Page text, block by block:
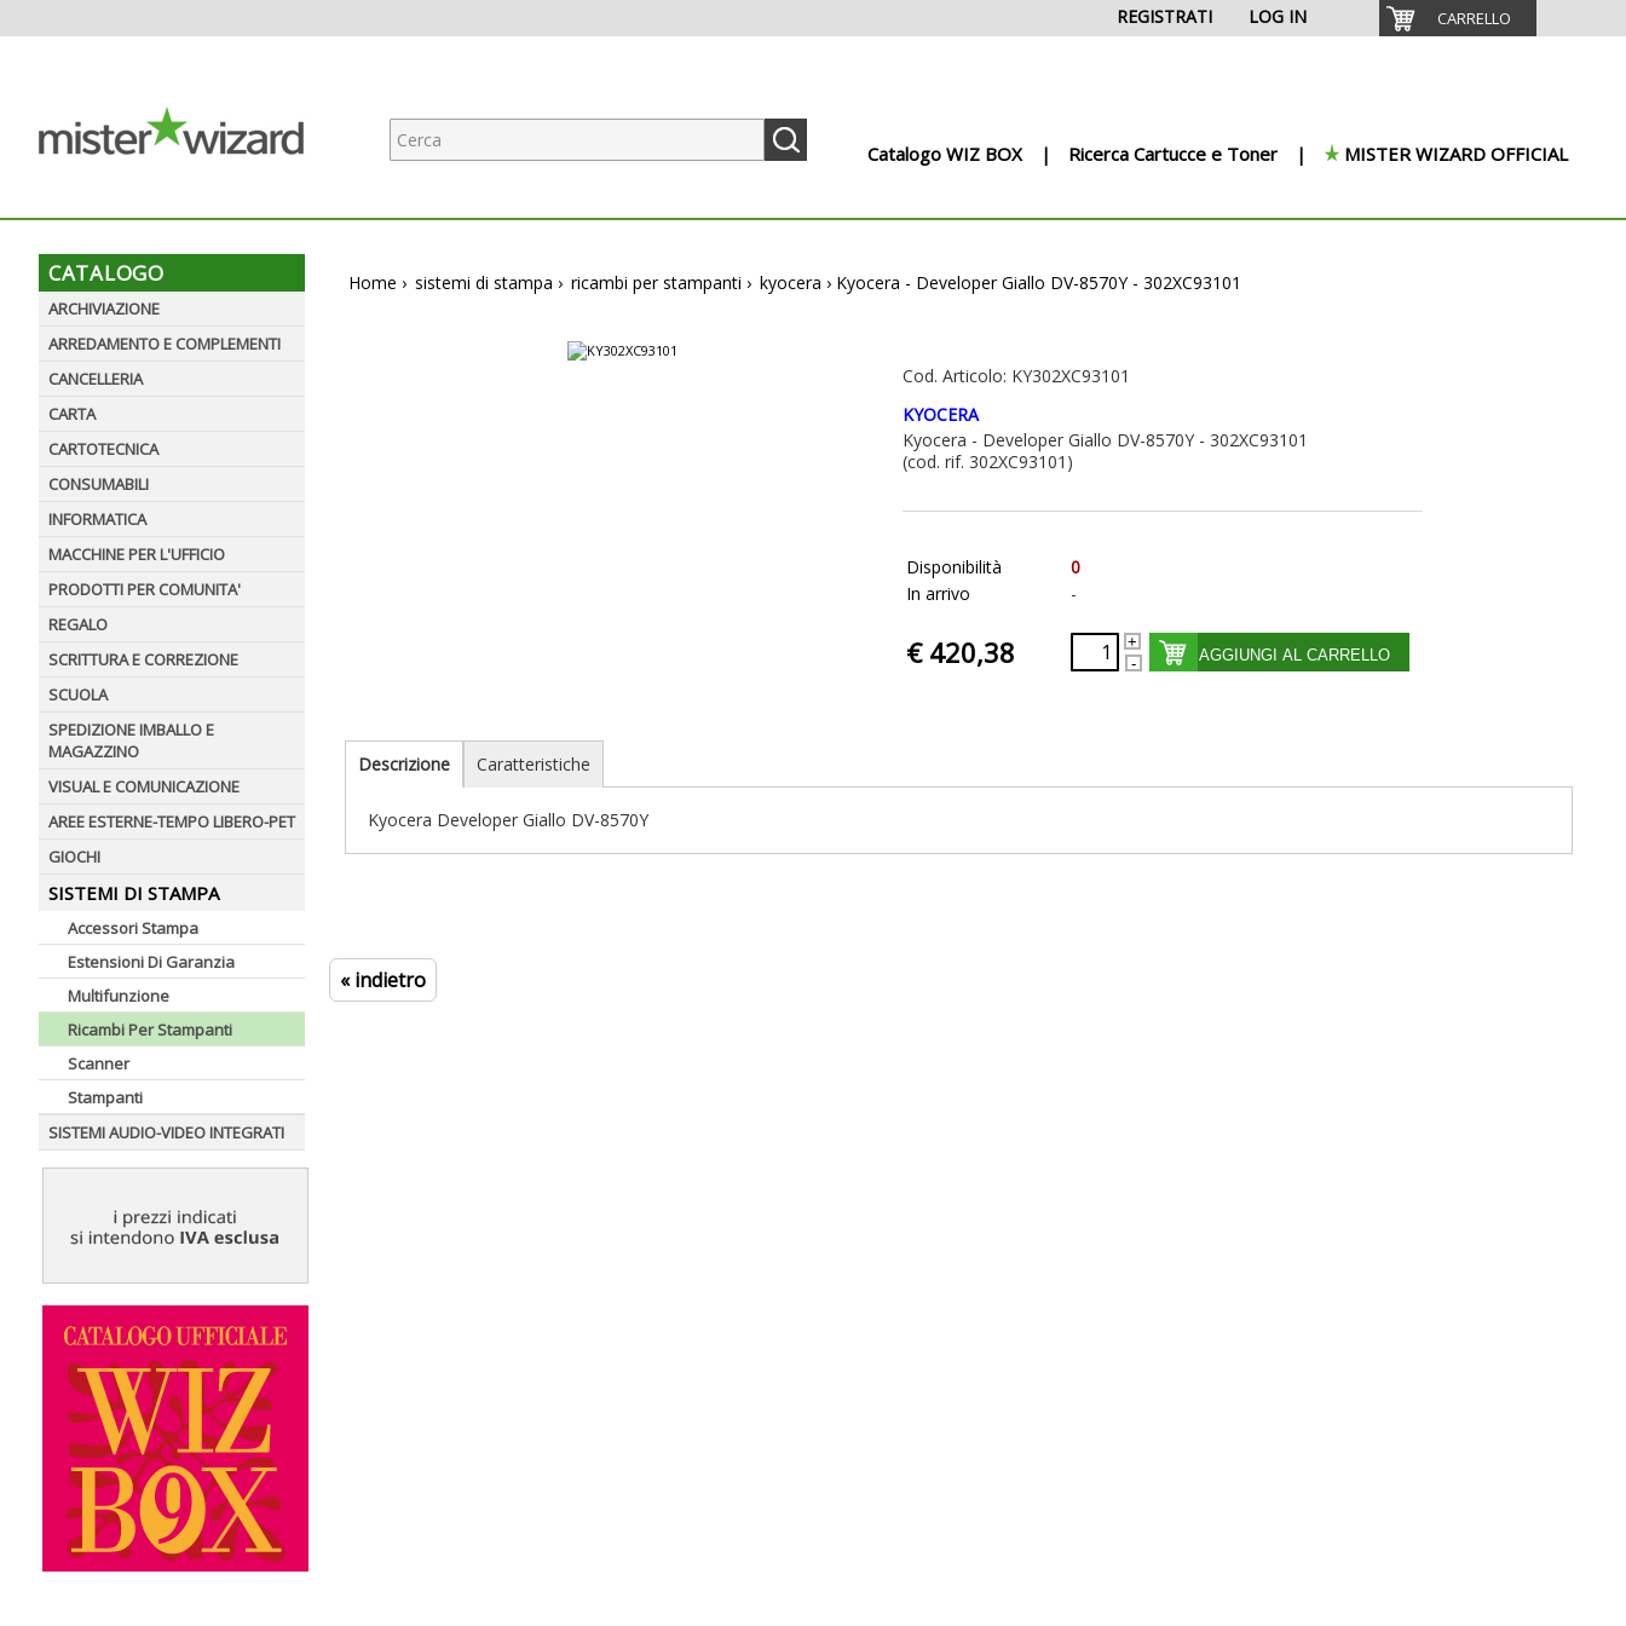
CARRELLO
LOG IN
REGISTRATI
Catalogo WIZ BOX Ricerca Cartucce e Toner MISTER WIZARD OFFICIAL
CATALOGO
ARCHIVIAZIONE
ARREDAMENTO E COMPLEMENTI
CANCELLERIA
CARTA
CARTOTECNICA
CONSUMABILI
INFORMATICA
MACCHINE PER L'UFFICIO
PRODOTTI PER COMUNITA'
REGALO
SCRITTURA E CORREZIONE
SCUOLA
SPEDIZIONE IMBALLO E
MAGAZZINO
VISUAL E COMUNICAZIONE
AREE ESTERNE-TEMPO LIBERO-PET
GIOCHI
SISTEMI DI STAMPA
Accessori Stampa
Estensioni Di Garanzia
Multifunzione
Ricambi Per Stampanti
Scanner
Stampanti
SISTEMI AUDIO-VIDEO INTEGRATI
Home › sistemi di stampa › ricambi per stampanti › kyocera › Kyocera - Developer Giallo DV-8570Y - 302XC93101
Cod. Articolo: KY302XC93101
KYOCERA
Kyocera - Developer Giallo DV-8570Y - 302XC93101
(cod. rif. 302XC93101)
Disponibilità
0
In arrivo
-
€ 420,38 AGGIUNGI AL CARRELLO
Descrizione Caratteristiche
Kyocera Developer Giallo DV-8570Y
« indietro